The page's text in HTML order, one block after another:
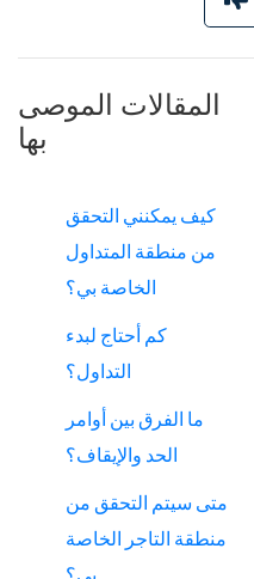
المقالات الموصى
بها
كيف يمكنني التحقق
من منطقة المتداول
الخاصة بي؟
كم أحتاج لبدء
التداول؟
ما الفرق بين أوامر
الحد والإيقاف؟
متى سيتم التحقق من
منطقة التاجر الخاصة
بي؟